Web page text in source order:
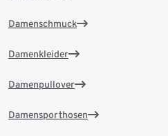
Damenschmuck
Damenkleider
Damenpullover
Damensporthosen